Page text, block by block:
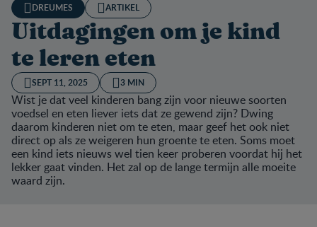
DREUMES ARTIKEL
Uitdagingen om je kind
te leren eten
SEPT 11, 2025 3 MIN
Wist je dat veel kinderen bang zijn voor nieuwe soorten
voedsel en eten liever iets dat ze gewend zijn? Dwing
daarom kinderen niet om te eten, maar geef het ook niet
direct op als ze weigeren hun groente te eten. Soms moet
een kind iets nieuws wel tien keer proberen voordat hij het
lekker gaat vinden. Het zal op de lange termijn alle moeite
waard zijn.